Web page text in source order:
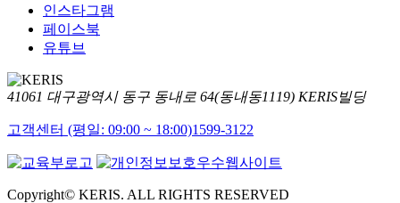
인스타그램
페이스북
유튜브
41061 대구광역시 동구 동내로 64(동내동1119) KERIS빌딩
고객센터 (평일: 09:00 ~ 18:00)1599-3122
Copyright© KERIS. ALL RIGHTS RESERVED